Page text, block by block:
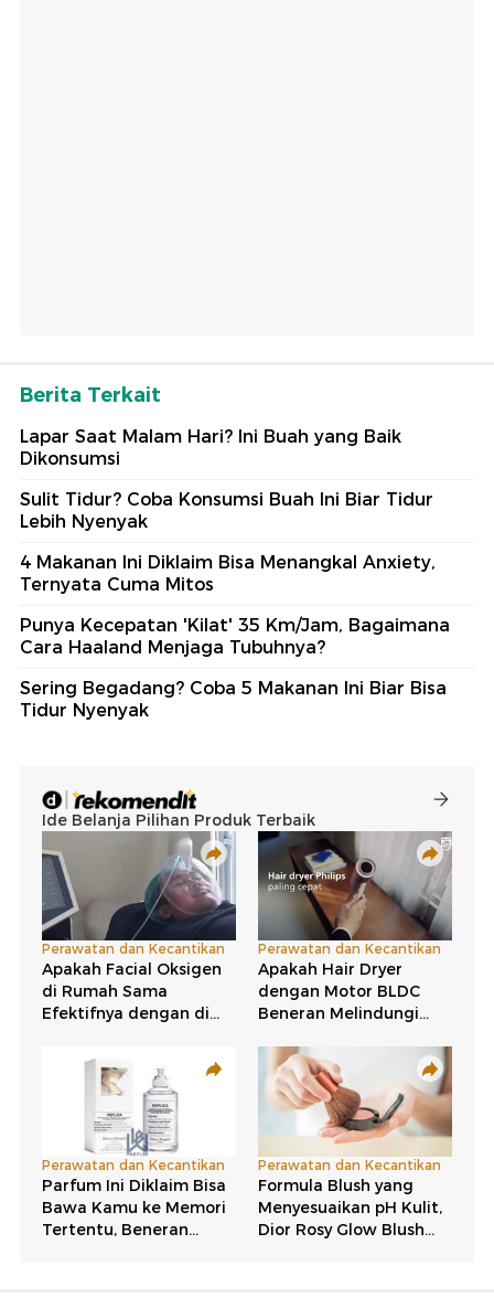
Berita Terkait
Lapar Saat Malam Hari? Ini Buah yang Baik
Dikonsumsi
Sulit Tidur? Coba Konsumsi Buah Ini Biar Tidur
Lebih Nyenyak
4 Makanan Ini Diklaim Bisa Menangkal Anxiety,
Ternyata Cuma Mitos
Punya Kecepatan 'Kilat' 35 Km/Jam, Bagaimana
Cara Haaland Menjaga Tubuhnya?
Sering Begadang? Coba 5 Makanan Ini Biar Bisa
Tidur Nyenyak